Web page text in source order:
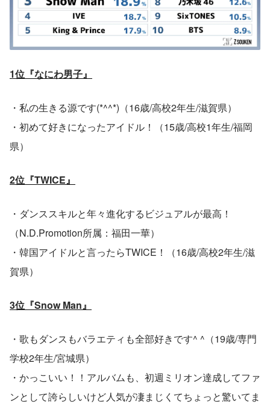
1位『なにわ男子』
・私の生きる源です(*^^*)（16歳/高校2年生/滋賀県）
・初めて好きになったアイドル！（15歳/高校1年生/福岡
県）
2位『TWICE』
・ダンススキルと年々進化するビジュアルが最高！
（N.D.Promotion所属：福田一華）
・韓国アイドルと言ったらTWICE！（16歳/高校2年生/滋
賀県）
3位『Snow Man』
・歌もダンスもバラエティも全部好きです^ ^（19歳/専門
学校2年生/宮城県）
・かっこいい！！アルバムも、初週ミリオン達成してファ
ンとして誇らしいけど人気が凄まじくてちょっと驚いてま